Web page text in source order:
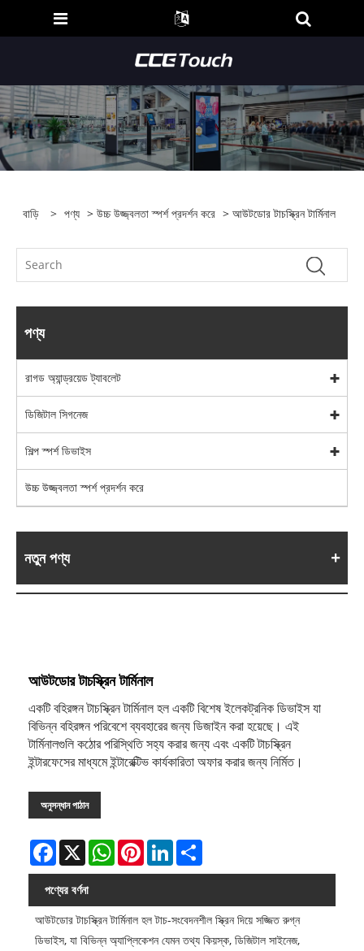
বাড়ি > পণ্য >উচ্চ উজ্জ্বলতা স্পর্শ প্রদর্শন করে > আউটডোর টাচস্ক্রিন টার্মিনাল
পণ্য
রাগড অ্যান্ড্রয়েড ট্যাবলেট
ডিজিটাল সিগনেজ
শিল্প স্পর্শ ডিভাইস
উচ্চ উজ্জ্বলতা স্পর্শ প্রদর্শন করে
নতুন পণ্য
আউটডোর টাচস্ক্রিন টার্মিনাল
একটি বহিরঙ্গন টাচস্ক্রিন টার্মিনাল হল একটি বিশেষ ইলেকট্রনিক ডিভাইস যা
বিভিন্ন বহিরঙ্গন পরিবেশে ব্যবহারের জন্য ডিজাইন করা হয়েছে। এই
টার্মিনালগুলি কঠোর পরিস্থিতি সহ্য করার জন্য এবং একটি টাচস্ক্রিন
ইন্টারফেসের মাধ্যমে ইন্টারেক্টিভ কার্যকারিতা অফার করার জন্য নির্মিত।
অনুসন্ধান পাঠান
Facebook
X WhatsAppPinterestLinkedIn
পণ্যের বর্ণনা
আউটডোর টাচস্ক্রিন টার্মিনাল হল টাচ-সংবেদনশীল স্ক্রিন দিয়ে সজ্জিত রুগ্ন
ডিভাইস, যা বিভিন্ন অ্যাপ্লিকেশন যেমন তথ্য কিয়স্ক, ডিজিটাল সাইনেজ,